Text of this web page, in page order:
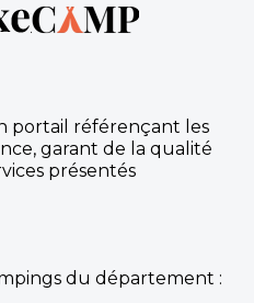
portail référençant les
garant de la qualité
présentés
du département :